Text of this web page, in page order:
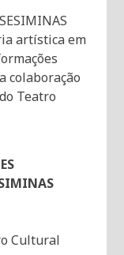
artística em
colaboração
Teatro
Cultural